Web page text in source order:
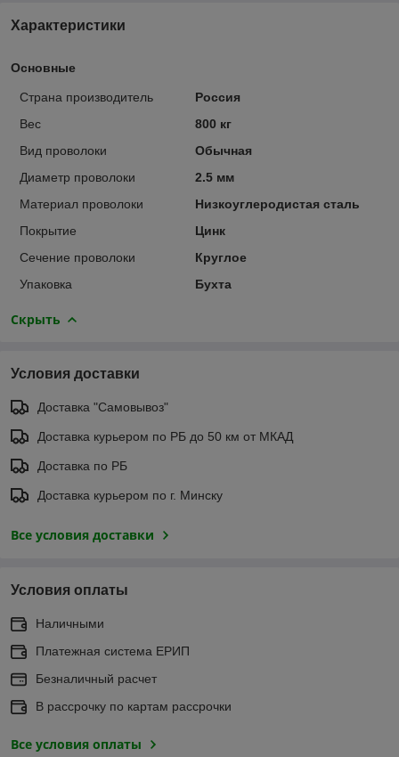
Характеристики
Основные
Страна производитель
Россия
Вес
800 кг
Вид проволоки
Обычная
Диаметр проволоки
2.5 мм
Материал проволоки
Низкоуглеродистая сталь
Покрытие
Цинк
Сечение проволоки
Круглое
Упаковка
Бухта
Скрыть
Условия доставки
Доставка "Самовывоз"
Доставка курьером по РБ до 50 км от МКАД
Доставка по РБ
Доставка курьером по г. Минску
Все условия доставки
Условия оплаты
Наличными
Платежная система ЕРИП
Безналичный расчет
В рассрочку по картам рассрочки
Все условия оплаты